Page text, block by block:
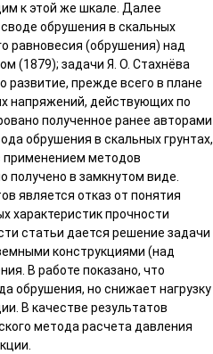
к этой же шкале. Далее
обрушения в скальных
равновесия (обрушения) над
(1879); задачи Я. О. Стахнёва
развитие, прежде всего в плане
напряжений, действующих по
полученное ранее авторами
обрушения в скальных грунтах,
применением методов
получено в замкнутом виде.
является отказ от понятия
характеристик прочности
статьи дается решение задачи
конструкциями (над
В работе показано, что
обрушения, но снижает нагрузку
В качестве результатов
метода расчета давления